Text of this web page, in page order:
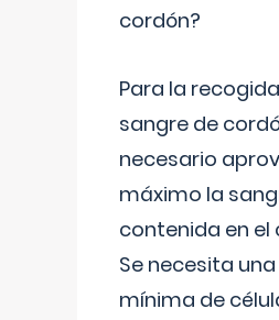
cordón?
Para la
sangre de
necesario
máximo la
contenida en el
Se necesita
mínima de